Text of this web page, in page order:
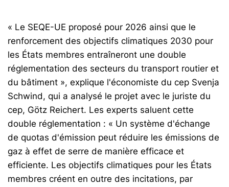
« Le SEQE-UE proposé pour 2026 ainsi que le
renforcement des objectifs climatiques 2030 pour
les États membres entraîneront une double
réglementation des secteurs du transport routier et
du bâtiment », explique l'économiste du cep Svenja
Schwind, qui a analysé le projet avec le juriste du
cep, Götz Reichert. Les experts saluent cette
double réglementation : « Un système d'échange
de quotas d'émission peut réduire les émissions de
gaz à effet de serre de manière efficace et
efficiente. Les objectifs climatiques pour les États
membres créent en outre des incitations, par